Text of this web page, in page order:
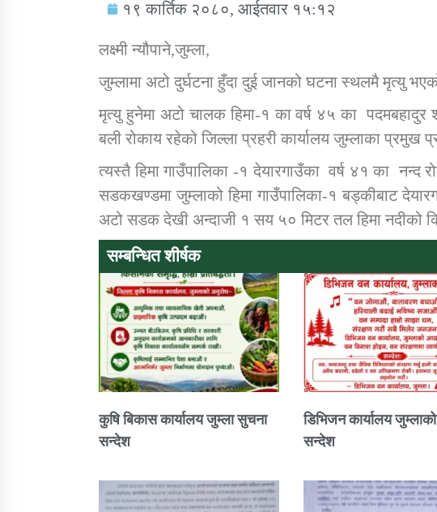
सामाजिक बिकास कार्यालय जुम्लाकाे सुचना
तातोपानी गाउँपालिकाको न्यायिक समिति सम्बन्धी
सन्देश
लैङ्गिक
तातोपानी गाउँपालिका जुम्लाको बालविवाह सन्देश
१९ कार्तिक २०८०, आईतवार १५:१२
लक्ष्मी न्यौपाने,जुम्ला,
जुम्लामा अटो दुर्घटना हुँदा दुई जानको घटना स्थलमै मृत्यु
मृत्यु हुनेमा अटो चालक हिमा-१ का वर्ष ४५ का पदमबहादुर
बली रोकाय रहेको जिल्ला प्रहरी कार्यालय जुम्लाका प्रमुख
त्यस्तै हिमा गाउँपालिका -१ देयारगाउँका वर्ष ४१ का नन्द
सडकखण्डमा जुम्लाको हिमा गाउँपालिका-१ बड्कीबाट
अटो सडक देखी अन्दाजी १ सय ५० मिटर तल हिमा नदीको
सम्बन्धित शीर्षक
कुषि बिकास कार्यालय जुम्ला सुचना
सन्देश
डिभिजन कार्यालय
सन्देश